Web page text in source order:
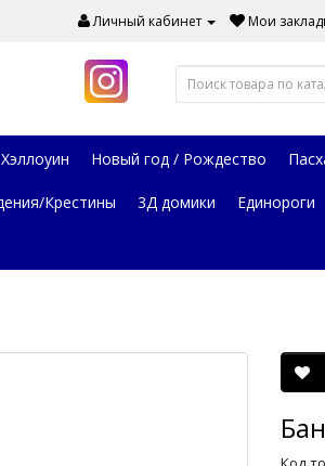
Личный кабинет Мои
Хэллоуин Новый год / Рождество
Крестины 3Д домики Единороги